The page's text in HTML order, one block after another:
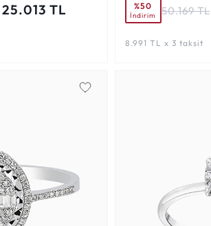
25.013 TL %50
İndirim 50.169 TL
8.991 TL x 3 taksit